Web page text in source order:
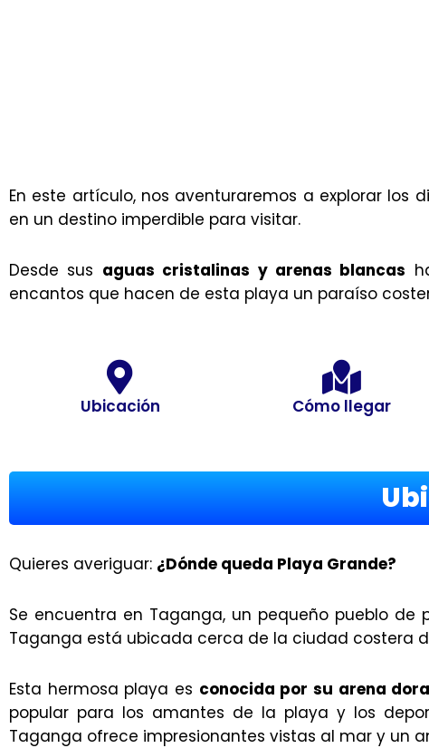
En este artículo, nos aventuraremos a explorar los
en un destino imperdible para visitar.
Desde sus aguas cristalinas y arenas blancas
encantos que hacen de esta playa un paraíso
Ubicación Cómo llegar
Quieres averiguar: ¿Dónde queda Playa Grande?
Se encuentra en Taganga, un pequeño pueblo de
Taganga está ubicada cerca de la ciudad costera
Esta hermosa playa es conocida por su arena
popular para los amantes de la playa y los
Taganga ofrece impresionantes vistas al mar y un